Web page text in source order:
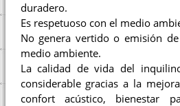
duradero.
Es respetuoso con el medio
No genera vertido o emisión
medio ambiente.
La calidad de vida del
considerable gracias a la
confort acústico, bienestar